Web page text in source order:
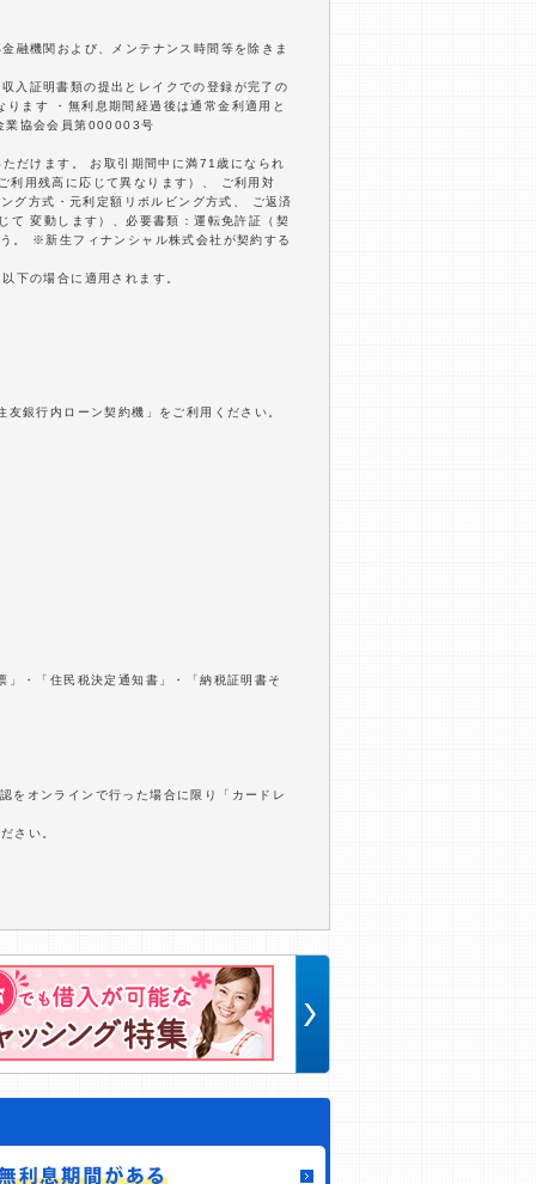
融機関および、メンテナンス時間等を除きま
証明書類の提出とレイクでの登録が完了の
ます ・無利息期間経過後は通常金利適用と
業協会会員第000003号
だけます。 お取引期間中に満71歳になられ
用残高に応じて異なります）、 ご利用対
グ方式・元利定額リボルビング方式、 ご返済
て 変動します）、必要書類：運転免許証（契
。 ※新生フィナンシャル株式会社が契約する
下の場合に適用されます。
銀行内ローン契約機」をご利用ください。
・「住民税決定通知書」・「納税証明書そ
をオンラインで行った場合に限り「カードレ
さい。